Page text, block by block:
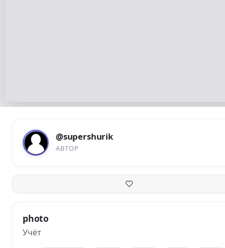
@supershurik
АВТОР
photo
Учёт